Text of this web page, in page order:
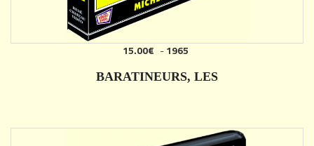
15.00€ -1965
BARATINEURS, LES